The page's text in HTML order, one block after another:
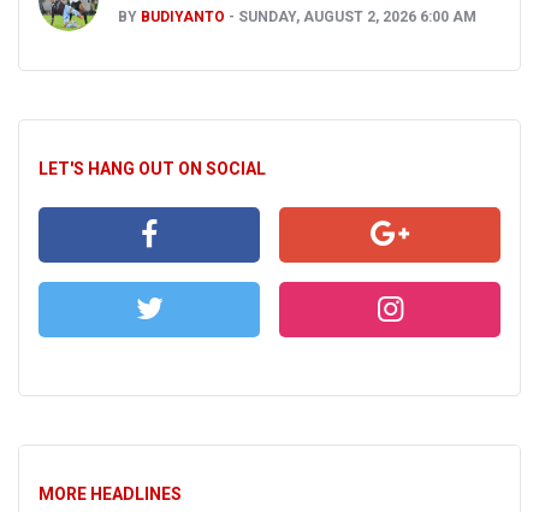
BY BUDIYANTO SUNDAY, AUGUST 2, 2026 6:00 AM
LET'S HANG OUT ON SOCIAL
MORE HEADLINES